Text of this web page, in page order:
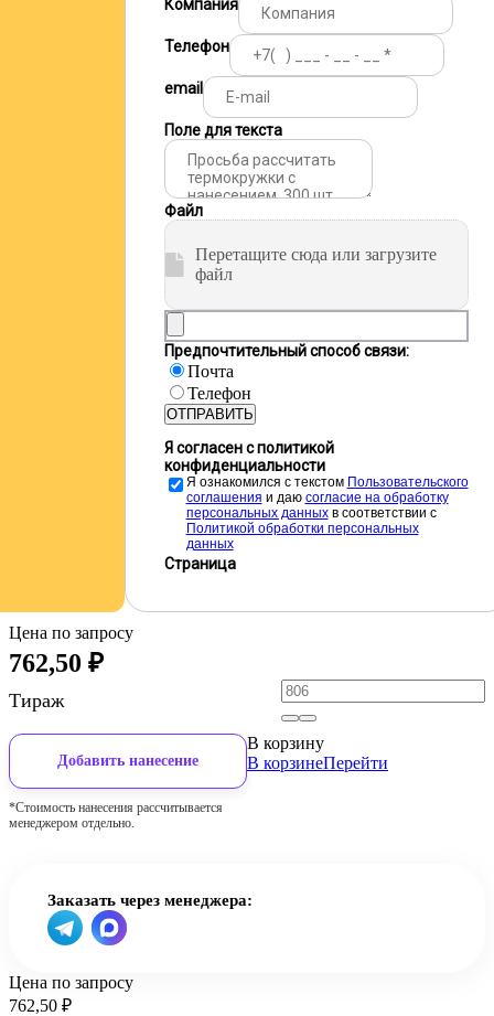
Компания
Телефон
email
Поле для текста
Файл
Перетащите сюда или загрузите
файл
Предпочтительный способ связи:
Почта
Телефон
ОТПРАВИТЬ
Я согласен с политикой
конфиденциальности
Я ознакомился с текстом Пользовательского
соглашения и даю cогласие на обработку
персональных данныхв соответствии с
Политикой обработки персональных
данных
Страница
Цена по запросу
762,50 ₽
Тираж
Добавить нанесение
*Стоимость нанесения рассчитывается
менеджером отдельно.
В корзину
В корзинеПерейти
Заказать через менеджера:
Цена по запросу
762,50 ₽